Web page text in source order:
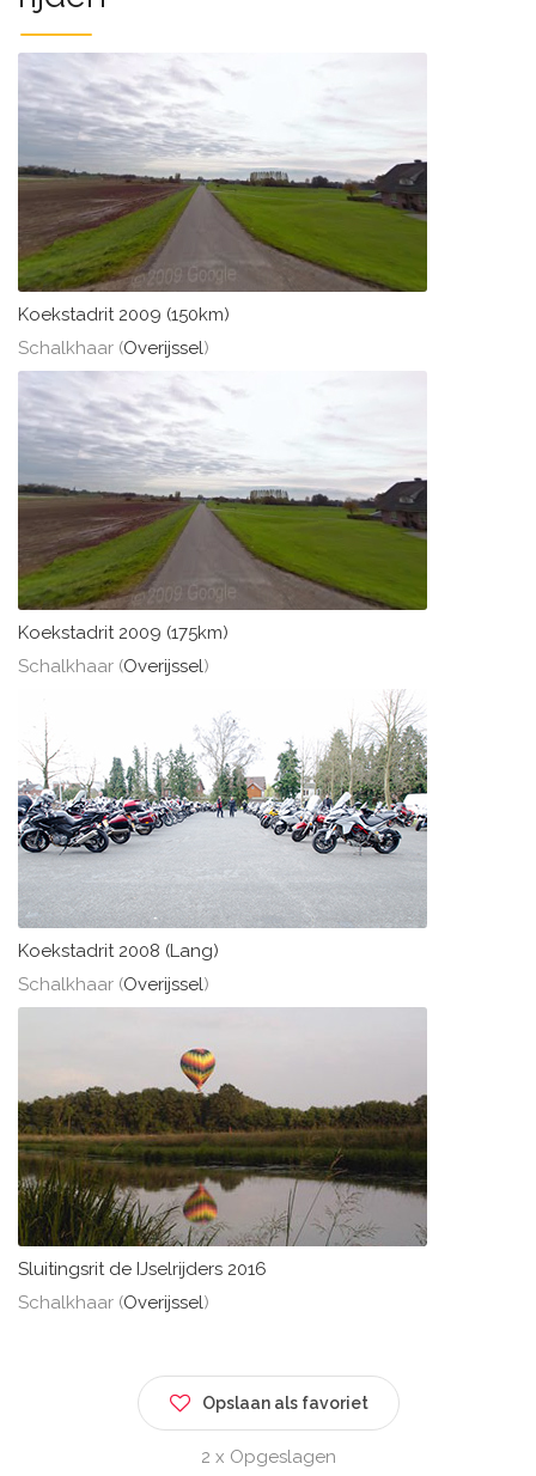
Koekstadrit 2009 (150km)
Schalkhaar (Overijssel)
Koekstadrit 2009 (175km)
Schalkhaar (Overijssel)
Koekstadrit 2008 (Lang)
Schalkhaar (Overijssel)
Sluitingsrit de IJselrijders 2016
Schalkhaar (Overijssel)
Opslaan als favoriet
2 x Opgeslagen